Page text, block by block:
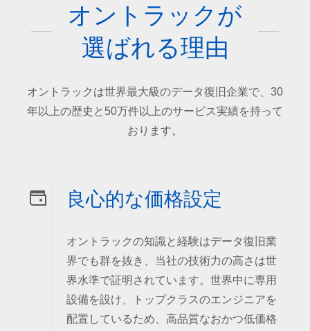
オントラックが
選ばれる理由
オントラックは世界最大級のデータ復旧企業で、30
年以上の歴史と50万件以上のサービス実績を持って
おります。
良心的な価格設定
オントラックの知識と経験はデータ復旧業
界でも群を抜き、当社の技術力の高さは世
界水準で証明されています。世界中に専用
設備を設け、トップクラスのエンジニアを
配置しているため、高品質なおかつ低価格